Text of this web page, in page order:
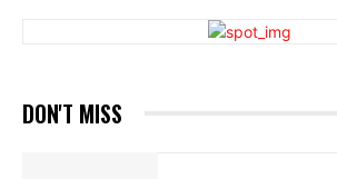
DON'T MISS